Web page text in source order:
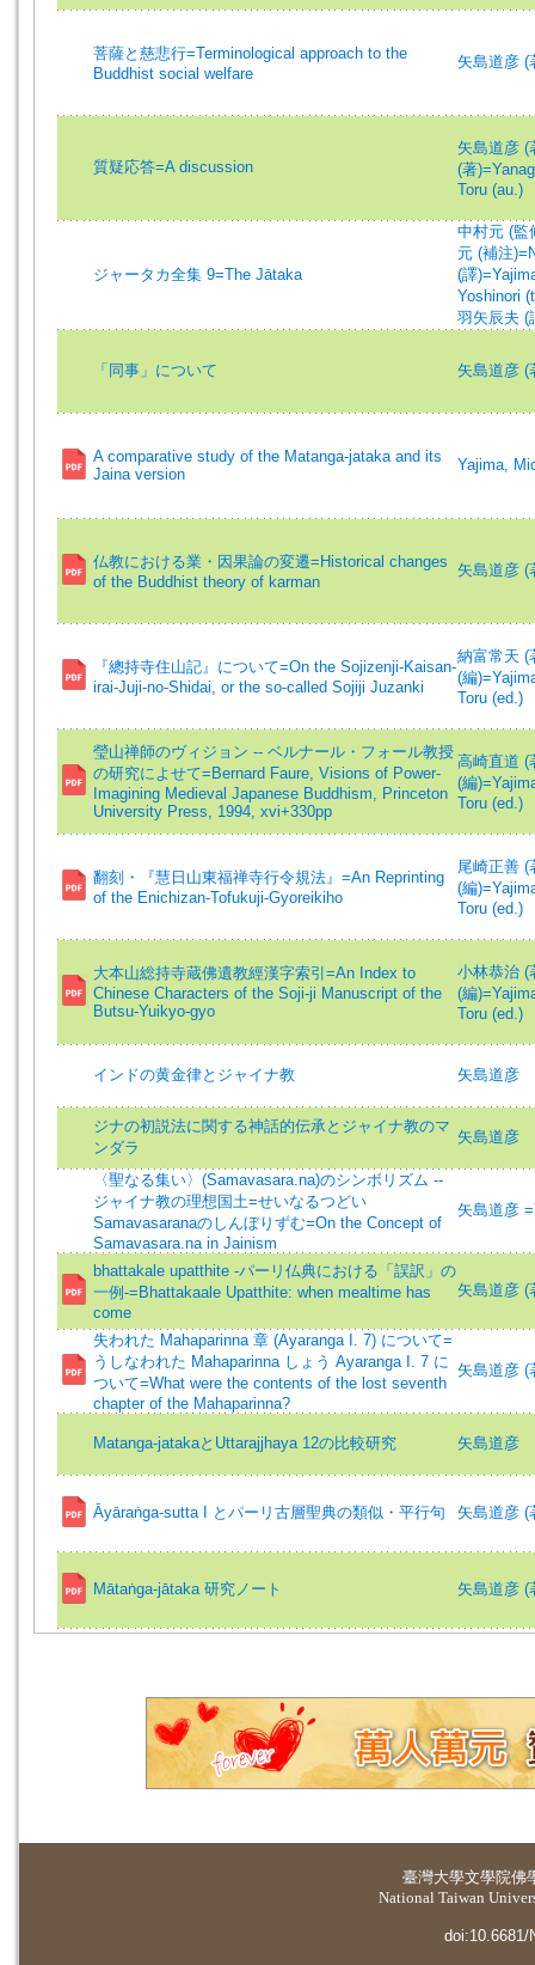
菩薩と慈悲行=Terminological approach to the
Buddhist social welfare
矢島道彦 (
質疑応答=A discussion
矢島道彦 (
(著
Toru (au.)
ジャータカ全集 9=The Jātaka
中村元 (監
元 (補注
(譯
Yoshinori
羽矢辰夫 (
「同事」について 矢島道彦 (
A comparative study of the Matanga-jataka and its
Jaina version
Yajima,
仏教における業・因果論の変遷=Historical changes
of the Buddhist theory of karman
矢島道彦 (
『總持寺住山記』について=On the Sojizenji-Kaisan-
irai-Juji-no-Shidai, or the so-called Sojiji Juzanki
納富常天 (
(編
Toru (ed.)
瑩山禅師のヴィジョン -- ベルナール・フォール教授
の研究によせて=Bernard Faure, Visions of Power-
Imagining Medieval Japanese Buddhism, Princeton
University Press, 1994, xvi+330pp
高崎直道 (
(編
Toru (ed.)
翻刻・『慧日山東福禅寺行令規法』=An Reprinting
of the Enichizan-Tofukuji-Gyoreikiho
尾崎正善 (
(編
Toru (ed.)
大本山総持寺蔵佛遺教經漢字索引=An Index to
Chinese Characters of the Soji-ji Manuscript of the
Butsu-Yuikyo-gyo
小林恭治 (
(編
Toru (ed.)
インドの黄金律とジャイナ教 矢島道彦
ジナの初説法に関する神話的伝承とジャイナ教のマ
ンダラ
矢島道彦
〈聖なる集い〉(Samavasara.na)のシンボリズム --
ジャイナ教の理想国土=せいなるつどい
Samavasaranaのしんぼりずむ=On the Concept of
Samavasara.na in Jainism
矢島道彦
bhattakale upatthite -パーリ仏典における「誤訳」の
一例-=Bhattakaale Upatthite: when mealtime has
come
矢島道彦 (
失われた Mahaparinna 章 (Ayaranga I. 7) について=
うしなわれた Mahaparinna しょう Ayaranga I. 7 に
ついて=What were the contents of the lost seventh
chapter of the Mahaparinna?
矢島道彦 (
Matanga-jatakaとUttarajjhaya 12の比較研究 矢島道彦
Āyāraṅga-sutta I とパーリ古層聖典の類似・平行句 矢島道彦 (
Mātaṅga-jātaka 研究ノート 矢島道彦 (
臺灣大學文學院佛
National Taiwan
doi:10.6681/